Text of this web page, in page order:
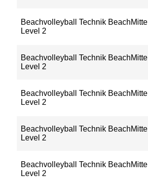
Beachvolleyball Technik BeachMitte
Level 2
Beachvolleyball Technik BeachMitte
Level 2
Beachvolleyball Technik BeachMitte
Level 2
Beachvolleyball Technik BeachMitte
Level 2
Beachvolleyball Technik BeachMitte
Level 2